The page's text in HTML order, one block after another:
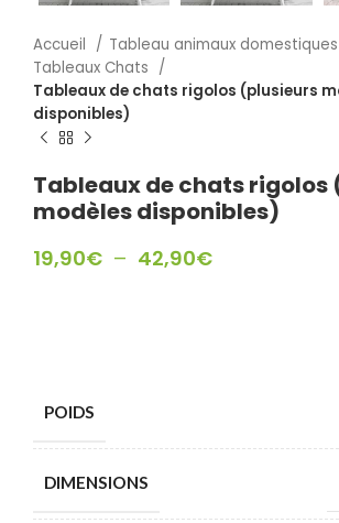
Accueil
Tableau animaux domestiques
Tableaux Chats
Tableaux de chats rigolos (plusieurs
disponibles)
Tableaux de chats rigolos
modèles disponibles)
19,90€ – 42,90€
POIDS
DIMENSIONS